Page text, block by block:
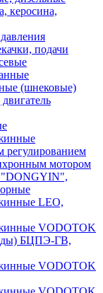
керосина,
подачи
(шнековые)
регулированием
мотором
"DONGYIN",
LEO,
VODOTOK
БЦПЭ-ГВ,
VODOTOK